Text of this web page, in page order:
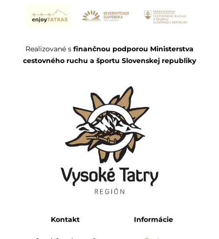
Realizované s finančnou podporou Ministerstva
cestovného ruchu a športu Slovenskej republiky
Kontakt Informácie